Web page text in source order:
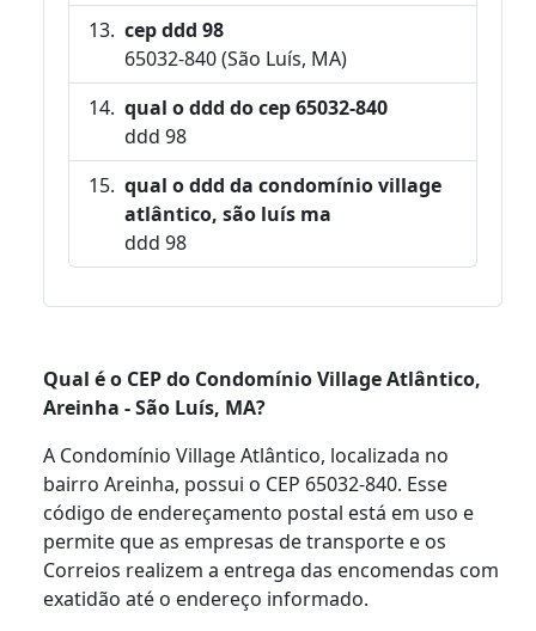
cep ddd 98
65032-840 (São Luís, MA)
qual o ddd do cep 65032-840
ddd 98
qual o ddd da condomínio village
atlântico, são luís ma
ddd 98
Qual é o CEP do Condomínio Village Atlântico,
Areinha - São Luís, MA?
A Condomínio Village Atlântico, localizada no
bairro Areinha, possui o CEP 65032-840. Esse
código de endereçamento postal está em uso e
permite que as empresas de transporte e os
Correios realizem a entrega das encomendas com
exatidão até o endereço informado.